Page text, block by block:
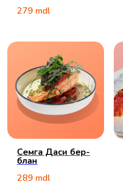
279 mdl
Семга Даси бер-
блан
289 mdl